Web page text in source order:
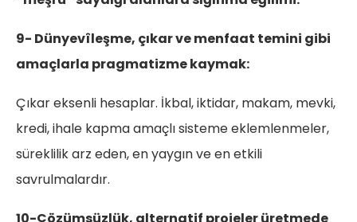
9- Dünyevîleşme, çıkar ve menfaat temini gibi
amaçlarla pragmatizme kaymak:
Çıkar eksenli hesaplar. İkbal, iktidar, makam, mevki,
kredi, ihale kapma amaçlı sisteme eklemlenmeler,
süreklilik arz eden, en yaygın ve en etkili
savrulmalardır.